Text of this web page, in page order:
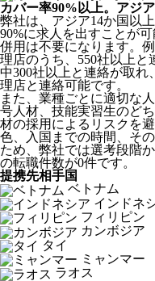
カバー率90%以上。アジ
弊社は、 アジア14か国以
90%に求人を出すことが
併用は不要になります。
理店のうち、550社以上と
中300社以上と連絡が取れ
理店と連絡可能です。
また、業種ごとに適切な
号人材、技能実習生のど
材の採用によるリスクを
色、入国までの時間、そ
ため、弊社では選考段階
の転職件数が0件です。
提携先相手国
ベトナム
インドネ
フィリピン
カンボジア
タイ
ミャンマー
ラオス